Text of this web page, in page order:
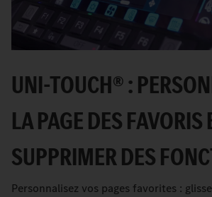
UNI-TOUCH® :
LA PAGE DES FAVORIS
SUPPRIMER DES
Personnalisez vos pages favorites :